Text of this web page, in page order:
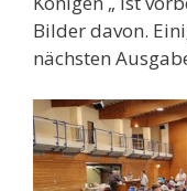
Bilder davon.
nächsten